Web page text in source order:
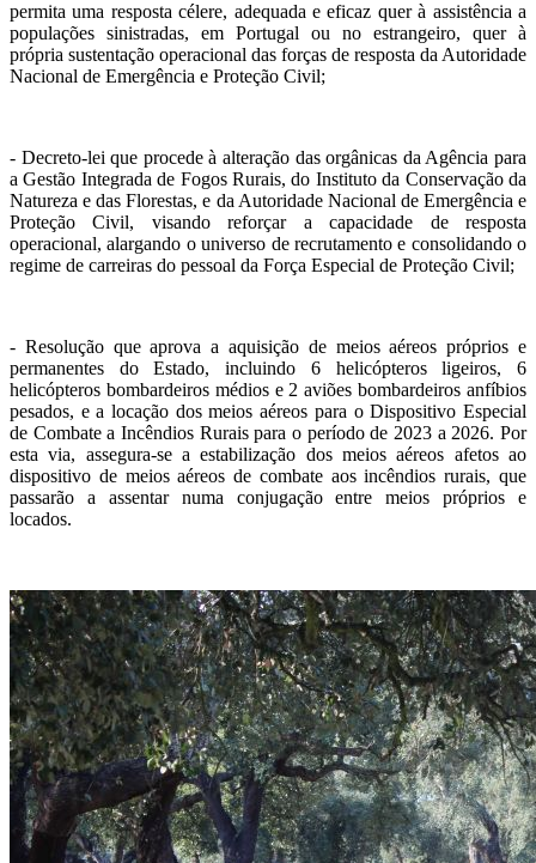
permita uma resposta célere, adequada e eficaz quer à assistência a
populações sinistradas, em Portugal ou no estrangeiro, quer à
própria sustentação operacional das forças de resposta da Autoridade
Nacional de Emergência e Proteção Civil;
- Decreto-lei que procede à alteração das orgânicas da Agência para
a Gestão Integrada de Fogos Rurais, do Instituto da Conservação da
Natureza e das Florestas, e da Autoridade Nacional de Emergência e
Proteção Civil, visando reforçar a capacidade de resposta
operacional, alargando o universo de recrutamento e consolidando o
regime de carreiras do pessoal da Força Especial de Proteção Civil;
- Resolução que aprova a aquisição de meios aéreos próprios e
permanentes do Estado, incluindo 6 helicópteros ligeiros, 6
helicópteros bombardeiros médios e 2 aviões bombardeiros anfíbios
pesados, e a locação dos meios aéreos para o Dispositivo Especial
de Combate a Incêndios Rurais para o período de 2023 a 2026. Por
esta via, assegura-se a estabilização dos meios aéreos afetos ao
dispositivo de meios aéreos de combate aos incêndios rurais, que
passarão a assentar numa conjugação entre meios próprios e
locados.